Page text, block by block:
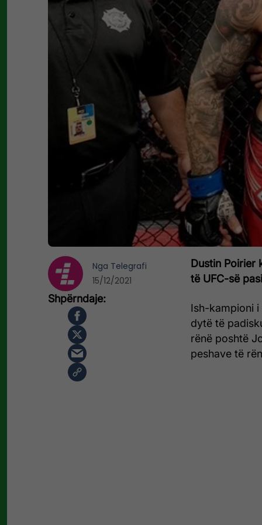
Dustin Poirier
të UFC-së
Ish-kampioni
dytë të
rënë poshtë
peshave të
Nga Telegrafi
15/12/2021